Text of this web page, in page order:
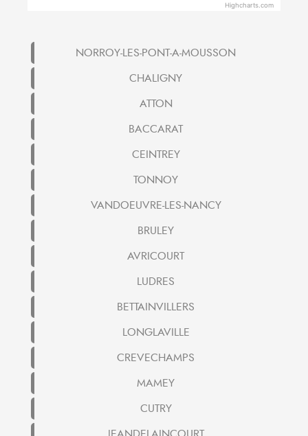
Highcharts.com
NORROY-LES-PONT-A-MOUSSON
CHALIGNY
ATTON
BACCARAT
CEINTREY
TONNOY
VANDOEUVRE-LES-NANCY
BRULEY
AVRICOURT
LUDRES
BETTAINVILLERS
LONGLAVILLE
CREVECHAMPS
MAMEY
CUTRY